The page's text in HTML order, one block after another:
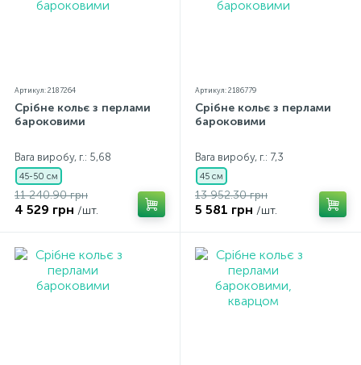
Артикул: 2187264
Срібне кольє з перлами
бароковими
Вага виробу, г.: 5,68
45-50 см
11 240.90 грн
4 529 грн /шт.
Артикул: 2186779
Срібне кольє з перлами
бароковими
Вага виробу, г.: 7,3
45 см
13 952.30 грн
5 581 грн /шт.